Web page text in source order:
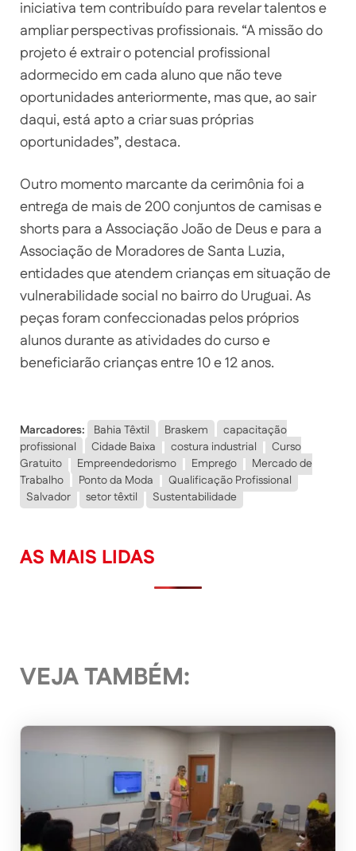
iniciativa tem contribuído para revelar talentos e
ampliar perspectivas profissionais. “A missão do
projeto é extrair o potencial profissional
adormecido em cada aluno que não teve
oportunidades anteriormente, mas que, ao sair
daqui, está apto a criar suas próprias
oportunidades”, destaca.
Outro momento marcante da cerimônia foi a
entrega de mais de 200 conjuntos de camisas e
shorts para a Associação João de Deus e para a
Associação de Moradores de Santa Luzia,
entidades que atendem crianças em situação de
vulnerabilidade social no bairro do Uruguai. As
peças foram confeccionadas pelos próprios
alunos durante as atividades do curso e
beneficiarão crianças entre 10 e 12 anos.
Marcadores: Bahia Têxtil Braskem
capacitação
profissional
Cidade Baixa costura industrial
Curso
Gratuito
Empreendedorismo Emprego
Mercado de
Trabalho
Ponto da Moda
Qualificação Profissional
Salvador
setor têxtil Sustentabilidade
AS MAIS LIDAS
VEJA TAMBÉM: